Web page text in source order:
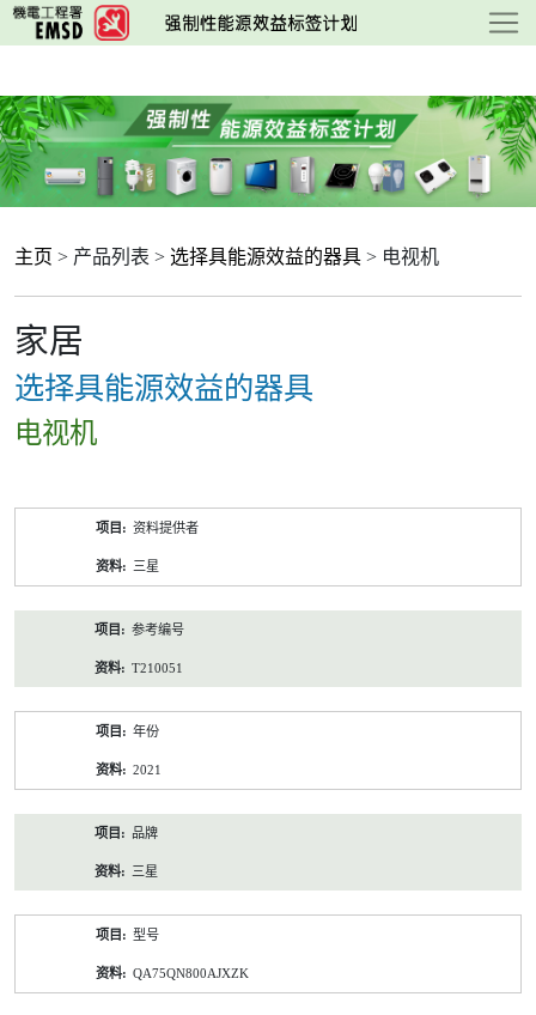
跳
至
要
内
容
主页 > 产品列表 > 选择具能源效益的器具 > 电视机
家居
选择具能源效益的器具
电视机
资料提供者
三星
参考编号
T210051
年份
2021
品牌
三星
型号
QA75QN800AJXZK